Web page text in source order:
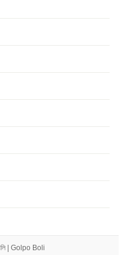
| Golpo Boli